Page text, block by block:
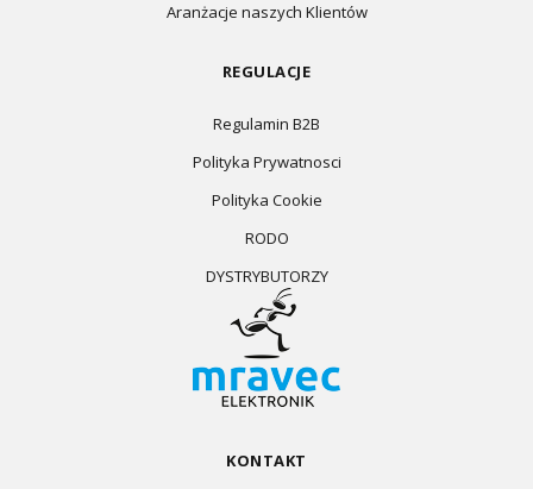
Aranżacje naszych Klientów
REGULACJE
Regulamin B2B
Polityka Prywatnosci
Polityka Cookie
RODO
DYSTRYBUTORZY
KONTAKT